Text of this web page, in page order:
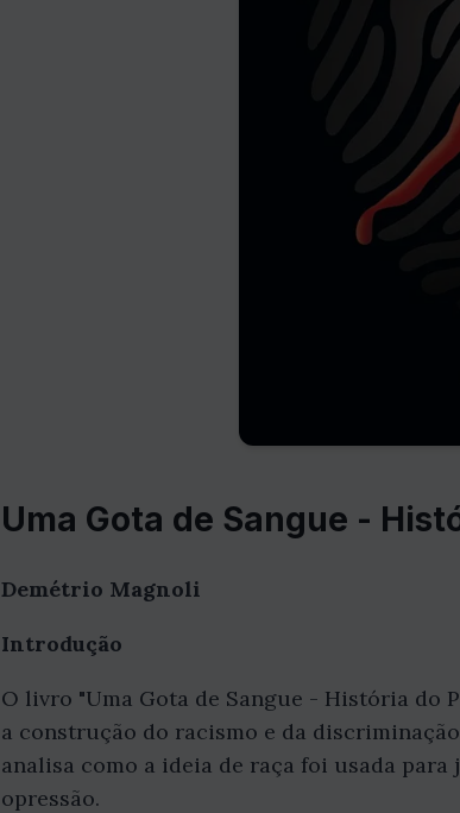
Uma Gota de Sangue -
Demétrio Magnoli
Introdução
O livro "Uma Gota de Sangue - História do
a construção do racismo e da
analisa como a ideia de raça foi usada
opressão.